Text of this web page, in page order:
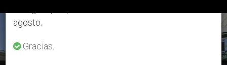
ÚLTIMAS NOTICIAS
agosto.
Gracias.